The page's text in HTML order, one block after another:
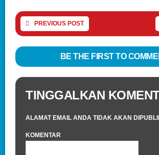
PREVIOUS POST
BE THE FIRST TO
TINGGALKAN
ALAMAT EMAIL ANDA TIDAK AKAN
KOMENTAR